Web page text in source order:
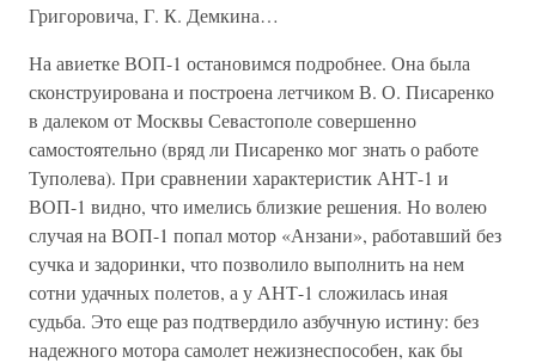
Григоровича, Г. К. Демкина…
На авиетке ВОП-1 остановимся подробнее. Она была
сконструирована и построена летчиком В. О. Писаренко
в далеком от Москвы Севастополе совершенно
самостоятельно (вряд ли Писаренко мог знать о работе
Туполева). При сравнении характеристик АНТ-1 и
ВОП-1 видно, что имелись близкие решения. Но волею
случая на ВОП-1 попал мотор «Анзани», работавший без
сучка и задоринки, что позволило выполнить на нем
сотни удачных полетов, а у АНТ-1 сложилась иная
судьба. Это еще раз подтвердило азбучную истину: без
надежного мотора самолет нежизнеспособен, как бы